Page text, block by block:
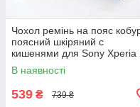
Чохол ремінь на пояс
поясний шкіряний c
кишенями для Sony Xperia
II "RAMOS"
В наявності
539 ₴ 739 ₴